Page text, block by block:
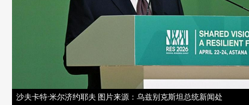
沙夫卡特·米尔济约耶夫 图片来源：乌兹别克斯坦总统新闻处